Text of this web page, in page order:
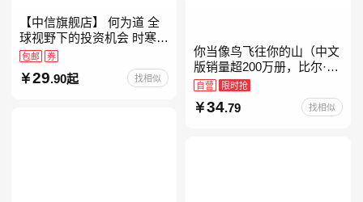
【中信旗舰店】 何为道 全
球视野下的投资机会 时寒冰
大道 段永平投资问答录穷查
理宝典 红利指数基金指南芒
格之道 纳瓦尔
包邮 券
29.90起 找相似
你当像鸟飞往你的山（中文
版销量超200万册，比尔·盖
茨年度特别推荐！登顶《纽
约时报》畅销榜80+周，这
本书比你听说的还要
自营 限时抢
34.79 找相似